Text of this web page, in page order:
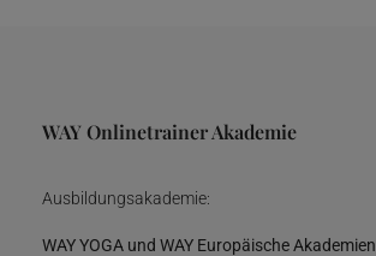
WAY Onlinetrainer Akademie
Ausbildungsakademie:
WAY YOGA und WAY Europäische Akademien